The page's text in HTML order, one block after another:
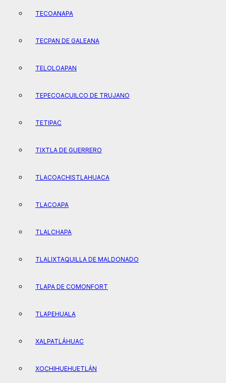
TECOANAPA
TECPAN DE GALEANA
TELOLOAPAN
TEPECOACUILCO DE TRUJANO
TETIPAC
TIXTLA DE GUERRERO
TLACOACHISTLAHUACA
TLACOAPA
TLALCHAPA
TLALIXTAQUILLA DE MALDONADO
TLAPA DE COMONFORT
TLAPEHUALA
XALPATLÁHUAC
XOCHIHUEHUETLÁN